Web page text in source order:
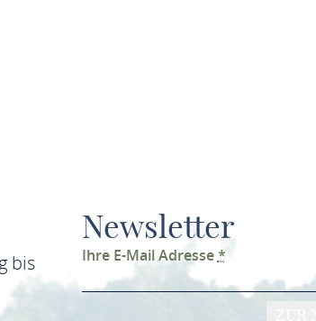
bis
Newsletter
Ihre E-Mail Adresse*